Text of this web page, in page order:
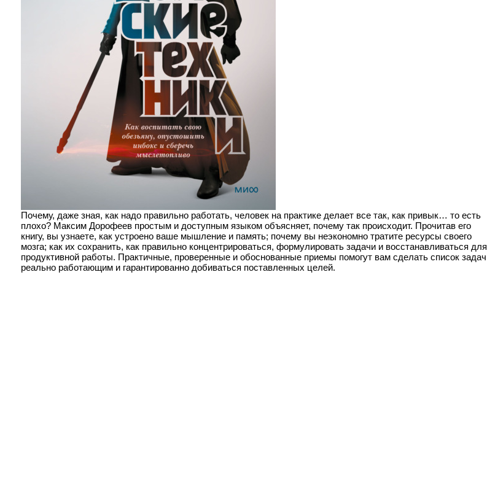
Почему, даже зная, как надо правильно работать, человек на практике делает все так, как привык… то есть
плохо? Максим Дорофеев простым и доступным языком объясняет, почему так происходит. Прочитав его
книгу, вы узнаете, как устроено ваше мышление и память; почему вы неэкономно тратите ресурсы своего
мозга; как их сохранить, как правильно концентрироваться, формулировать задачи и восстанавливаться для
продуктивной работы. Практичные, проверенные и обоснованные приемы помогут вам сделать список задач
реально работающим и гарантированно добиваться поставленных целей.